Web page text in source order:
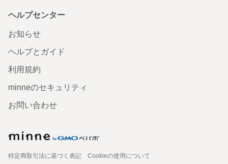
ヘルプセンター
お知らせ
ヘルプとガイド
利用規約
minneのセキュリティ
お問い合わせ
特定商取引法に基づく表記
Cookieの使用について